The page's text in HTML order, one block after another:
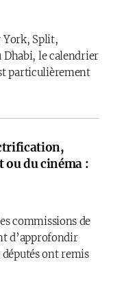
York, Split,
Dhabi, le calendrier
particulièrement
ou du cinéma :
commissions de
d’approfondir
ont remis